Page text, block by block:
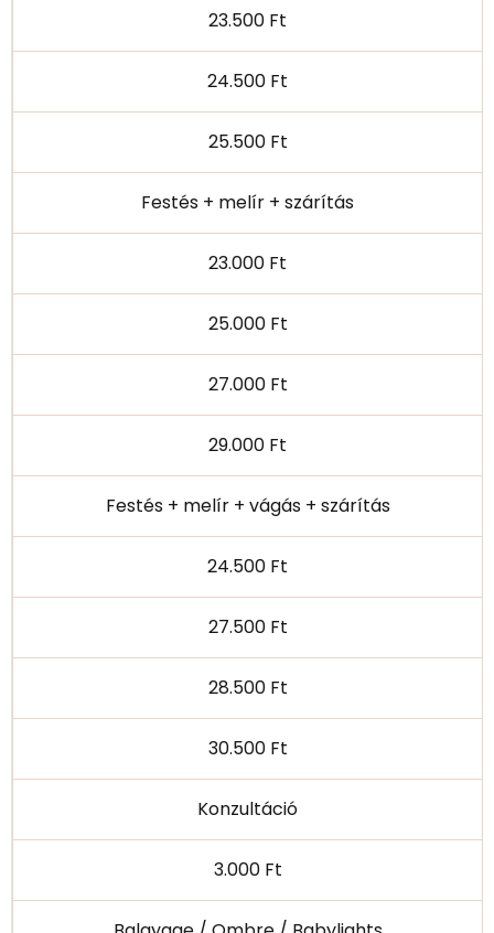
23.500 Ft
24.500 Ft
25.500 Ft
Festés + melír + szárítás
23.000 Ft
25.000 Ft
27.000 Ft
29.000 Ft
Festés + melír + vágás + szárítás
24.500 Ft
27.500 Ft
28.500 Ft
30.500 Ft
Konzultáció
3.000 Ft